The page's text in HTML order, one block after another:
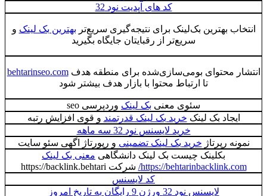
کد های آپدیت نود 32
انتخاب بهترین بک‌لینک برای نتیجه‌گیری سریع‌تر بهترین بک لینک و
سریع‌تر از رقبایتان جایگاه بگیرید
انتشار محتوای بومی‌سازی‌شده برای منطقه هدفbehtarinseo.com
تا ارتباط محتوا با بازار هدف بیشتر شود
سئوی معنی بک لینک وردپرسی seo
ایجاد بک لینک خرید بک لینک قدرتمند و قوی افزایش رتبه
خرید لایسنس نود 32 سه ماهه
نمونه رپرتاژ خرید بک لینک تضمینی و رپورتاژ اگهی سئو سایت
بکلینک چیست بک لینک دانشگاهی معنی بک لینک
https://behtarinbacklink.com/ شرکت https://backlink.behtari
کد لایسنس
لایسنس نود 32 ورژن 9 رایگان به تاریخ امروز